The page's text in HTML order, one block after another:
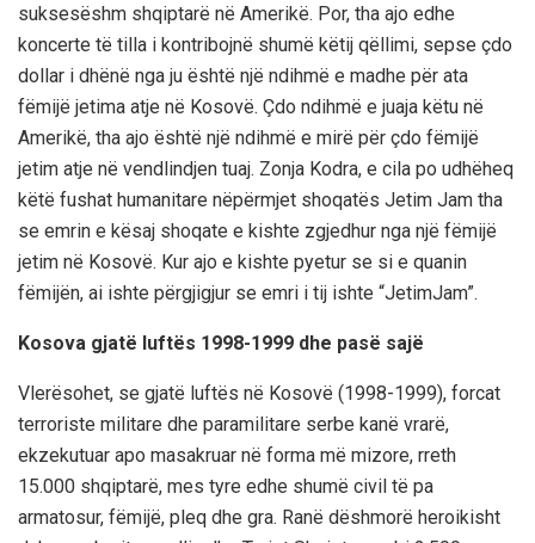
suksesëshm shqiptarë në Amerikë. Por, tha ajo edhe
koncerte të tilla i kontribojnë shumë këtij qëllimi, sepse çdo
dollar i dhënë nga ju është një ndihmë e madhe për ata
fëmijë jetima atje në Kosovë. Çdo ndihmë e juaja këtu në
Amerikë, tha ajo është një ndihmë e mirë për çdo fëmijë
jetim atje në vendlindjen tuaj. Zonja Kodra, e cila po udhëheq
këtë fushat humanitare nëpërmjet shoqatës Jetim Jam tha
se emrin e kësaj shoqate e kishte zgjedhur nga një fëmijë
jetim në Kosovë. Kur ajo e kishte pyetur se si e quanin
fëmijën, ai ishte përgjigjur se emri i tij ishte “JetimJam”.
Kosova gjatë luftës 1998-1999 dhe pasë sajë
Vlerësohet, se gjatë luftës në Kosovë (1998-1999), forcat
terroriste militare dhe paramilitare serbe kanë vrarë,
ekzekutuar apo masakruar në forma më mizore, rreth
15.000 shqiptarë, mes tyre edhe shumë civil të pa
armatosur, fëmijë, pleq dhe gra. Ranë dëshmorë heroikisht